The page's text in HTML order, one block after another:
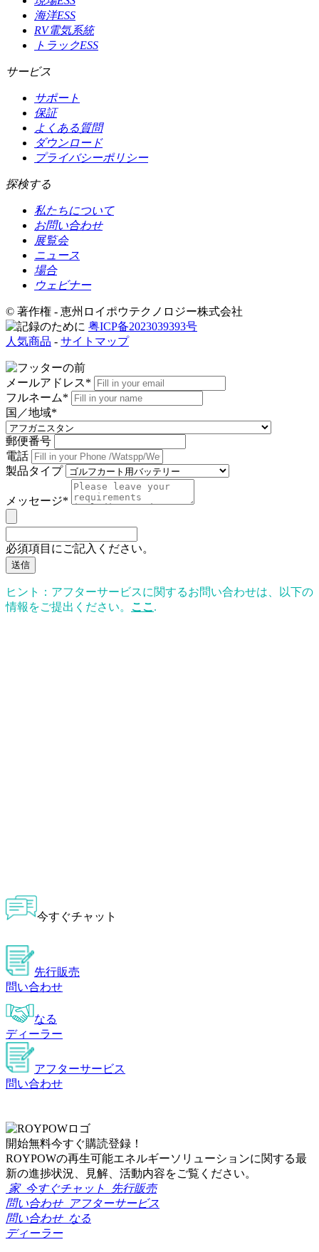
海洋ESS
RV電気系統
トラックESS
サービス
サポート
保証
よくある質問
ダウンロード
プライバシーポリシー
探検する
私たちについて
お問い合わせ
展覧会
ニュース
場合
ウェビナー
© 著作権 - 恵州ロイポウテクノロジー株式会社
粤ICP备2023039393号
人気商品 - サイトマップ
メールアドレス*
フルネーム*
国／地域*
郵便番号
電話
製品タイプ
メッセージ*
必須項目にご記入ください。
送信
ヒント：アフターサービスに関するお問い合わせは、以下の
情報をご提出ください。 ここ.
今すぐチャット
先行販売
問い合わせ
なる
ディーラー
アフターサービス
問い合わせ
開始無料今すぐ購読登録！
ROYPOWの再生可能エネルギーソリューションに関する最
新の進捗状況、見解、活動内容をご覧ください。
家 今すぐチャット
先行販売
問い合わせ
アフターサービス
問い合わせ なる
ディーラー